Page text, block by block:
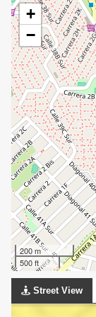
+
−
200 m
500 ft
Street View